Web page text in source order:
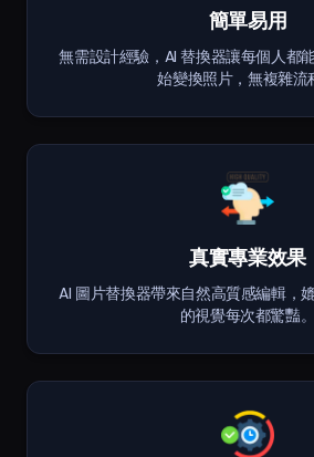
簡單易用
無需設計經驗，AI 替換器讓每個人都
始變換照片，無複雜流
真實專業效果
AI 圖片替換器帶來自然高質感編輯，
的視覺每次都驚豔。